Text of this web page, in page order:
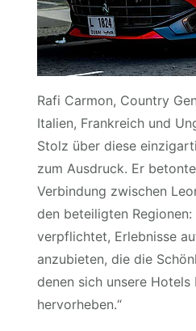
Rafi Carmon, Country
Italien, Frankreich und
Stolz über diese
zum Ausdruck. Er
Verbindung zwischen
den beteiligten Regionen:
verpflichtet, Erlebnisse
anzubieten, die die
denen sich unsere Hotels
hervorheben.“